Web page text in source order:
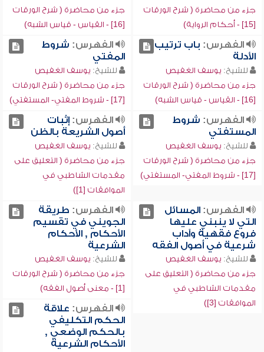
جزء من محاضرة ( شرح الورقات
[15] - أحكام الرواية)
جزء من محاضرة ( شرح الورقات
[16] - القياس - قياس الشبه)
الفهرس: باب ترتيب
الأدلة
للشيخ: يوسف الغفيص
جزء من محاضرة ( شرح الورقات
[16] - القياس - قياس الشبه)
الفهرس: شروط
المفتي
للشيخ: يوسف الغفيص
جزء من محاضرة ( شرح الورقات
[17] - شروط المفتي- المستفتي)
الفهرس: شروط
المستفتي
للشيخ: يوسف الغفيص
جزء من محاضرة ( شرح الورقات
[17] - شروط المفتي- المستفتي)
الفهرس:إثبات
أصول الشريعة بالظن
للشيخ: يوسف الغفيص
جزء من محاضرة ( التعليق على
مقدمات الشاطبي في
الموافقات [1])
الفهرس:المسائل
التي لا ينبني عليها
فروع فقهية وآداب
شرعية في أصول الفقه
للشيخ: يوسف الغفيص
جزء من محاضرة ( التعليق على
مقدمات الشاطبي في
الموافقات [3])
الفهرس: طريقة
الجويني في تقسيم
الأحكام , الأحكام
الشرعية
للشيخ: يوسف الغفيص
جزء من محاضرة ( شرح الورقات
[1] - معنى أصول الفقه)
الفهرس: علاقة
الحكم التكليفي
بالحكم الوضعي ,
الأحكام الشرعية